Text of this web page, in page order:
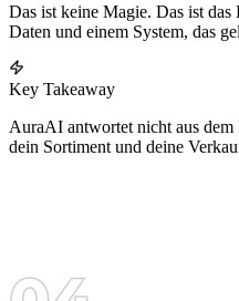
Das ist keine Magie. Das ist
Daten und einem System, das
Key Takeaway
AuraAI antwortet nicht aus
dein Sortiment und deine